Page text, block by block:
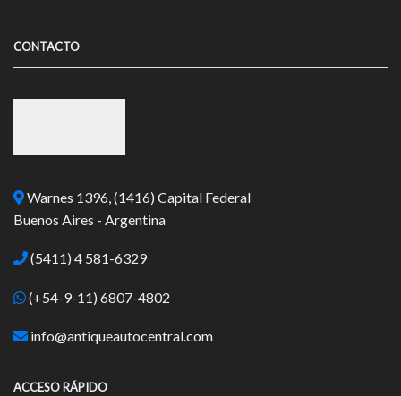
CONTACTO
Warnes 1396, (1416) Capital Federal
Buenos Aires - Argentina
(5411) 4 581-6329
(+54-9-11) 6807-4802
info@antiqueautocentral.com
ACCESO RÁPIDO